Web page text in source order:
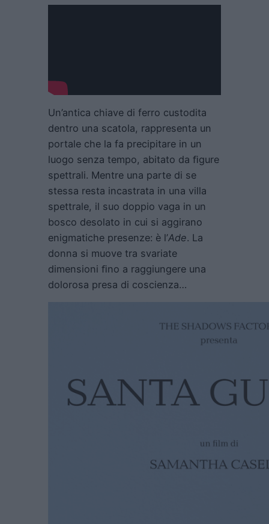
Un’antica chiave di ferro custodita
dentro una scatola, rappresenta un
portale che la fa precipitare in un
luogo senza tempo, abitato da ﬁgure
spettrali. Mentre una parte di se
stessa resta incastrata in una villa
spettrale, il suo doppio vaga in un
bosco desolato in cui si aggirano
enigmatiche presenze: è l’Ade. La
donna si muove tra svariate
dimensioni ﬁno a raggiungere una
dolorosa presa di coscienza…